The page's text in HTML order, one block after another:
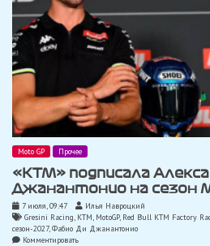
Moto GP Прочее
«KTM» подписала
Джанантонио на сезон
7 июля, 09:47
Илья Навроцкий
Gresini Racing, KTM, MotoGP, Red Bull KTM Factory
сезон-2027,Фабио Ди Джанантонио
Комментироватьon